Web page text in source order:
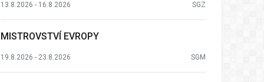
13.8.2026 - 16.8.2026 SGZ
MISTROVSTVÍ EVROPY
19.8.2026 - 23.8.2026 SGM